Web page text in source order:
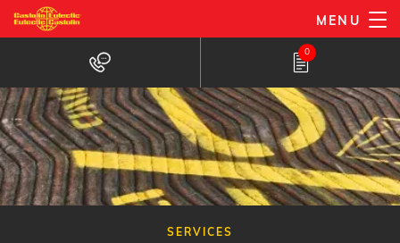
Aller
au
principal
MENU
0
SERVICES